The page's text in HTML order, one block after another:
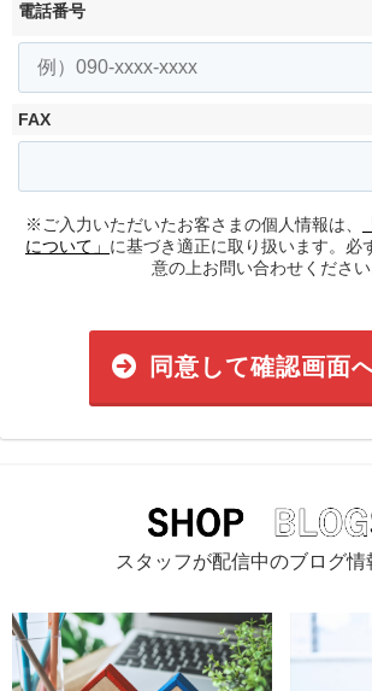
電話番号
FAX
※ご入力いただいたお客さまの個人情報は、
について」 に基づき適正に取り扱います。必
意の上お問い合わせください
同意して確認画面
スタッフが配信中のブログ情